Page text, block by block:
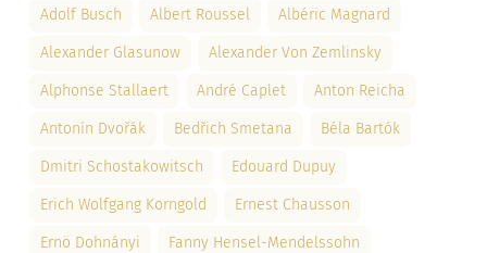
Adolf Busch Albert Roussel Albéric Magnard
Alexander Glasunow Alexander Von Zemlinsky
Alphonse Stallaert André Caplet Anton Reicha
Antonín Dvořák Bedřich Smetana Béla Bartók
Dmitri Schostakowitsch Edouard Dupuy
Erich Wolfgang Korngold Ernest Chausson
Ernö Dohnányi Fanny Hensel-Mendelssohn